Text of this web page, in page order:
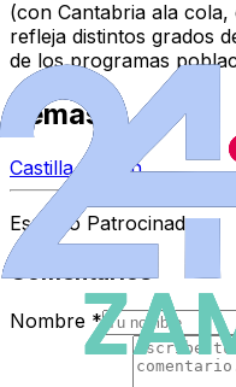
(con Cantabria ala
refleja distintos grados
de los programas
Temas
Castilla y León
Espacio Patrocinado
Comentarios
Nombre *